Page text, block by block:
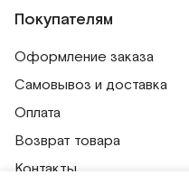
Покупателям
Оформление заказа
Самовывоз и доставка
Оплата
Возврат товара
Контакты